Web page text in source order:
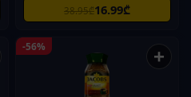
38.95₾16.99₾
-56% +